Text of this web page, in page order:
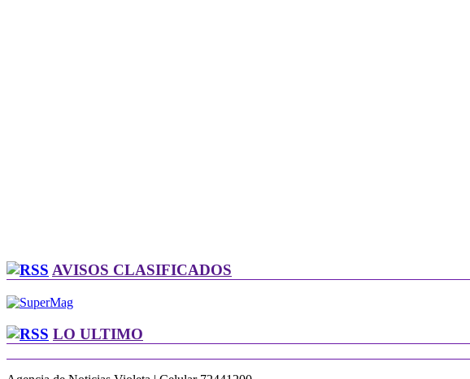
AVISOS CLASIFICADOS
LO ULTIMO